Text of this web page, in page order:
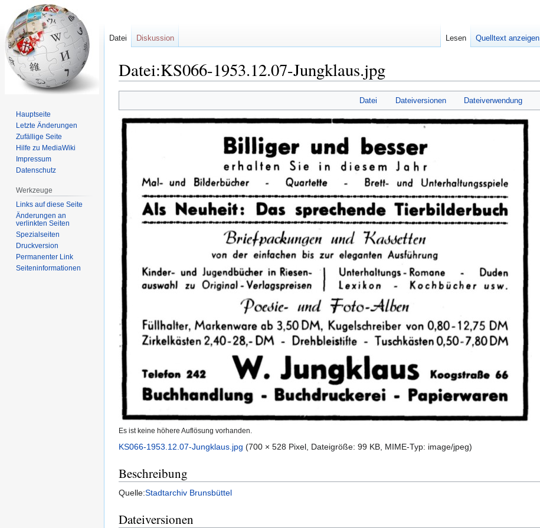
Datei:KS066-1953.12.07-Jungklaus.jpg
Navigation
springen
Suche
springen
Datei Dateiversionen Dateiverwendung
Es ist keine höhere Auflösung vorhanden.
KS066-1953.12.07-Jungklaus.jpg (700 × 528 Pixel, Dateigröße: 99 KB, MIME-Typ: image/jpeg)
Beschreibung
Quelle:Stadtarchiv Brunsbüttel
Dateiversionen
Datei Diskussion Lesen Quelltext anzeigen
Hauptseite
Letzte Änderungen
Zufällige Seite
Hilfe zu MediaWiki
Impressum
Datenschutz
Werkzeuge
Links auf diese Seite
Änderungen an
verlinkten Seiten
Spezialseiten
Druckversion
Permanenter Link
Seiten­informationen